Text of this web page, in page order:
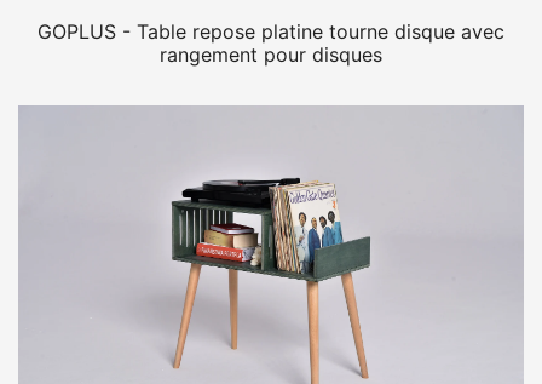
GOPLUS - Table repose platine tourne disque avec
rangement pour disques